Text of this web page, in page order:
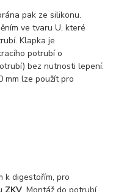
pak ze silikonu.
ve tvaru U, které
Klapka je
potrubí o
bez nutnosti lepení.
mm lze použít pro
k digestořím, pro